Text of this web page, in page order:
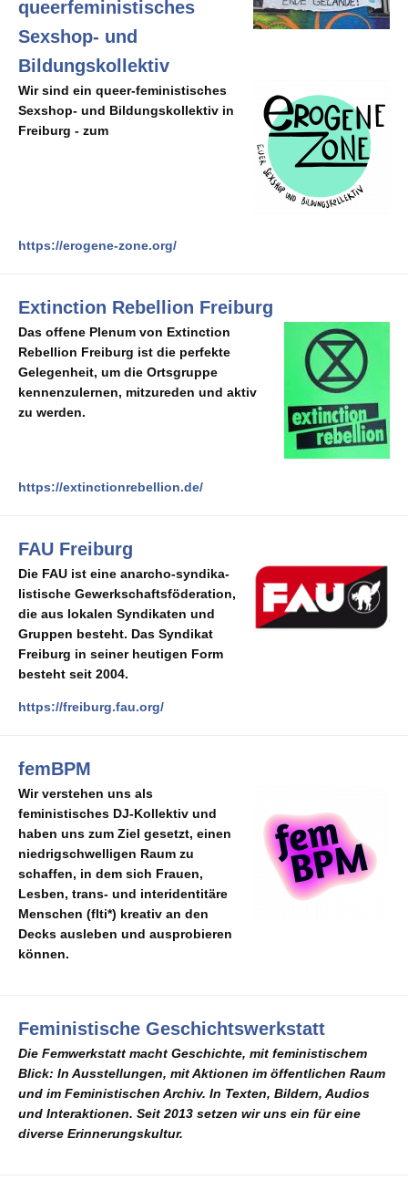
queerfeministisches
Sexshop- und
Bildungskollektiv
Wir sind ein queer-feministisches
Sexshop- und Bildungskollektiv in
Freiburg - zum
https://erogene-zone.org/
Extinction Rebellion Freiburg
Das offene Plenum von Extinction
Rebellion Freiburg ist die perfekte
Gelegenheit, um die Ortsgruppe
kennenzulernen, mitzureden und aktiv
zu werden.
https://extinctionrebellion.de/
FAU Freiburg
Die FAU ist eine an­ar­cho-​syn­di­ka­
lis­ti­sche Ge­werk­schafts­fö­dera­ti­on,
die aus lo­ka­len Syn­di­ka­ten und
Grup­pen be­steht. Das Syn­di­kat
Freiburg in sei­ner heu­ti­gen Form
be­steht seit 2004.
https://freiburg.fau.org/
femBPM
Wir verstehen uns als
feministisches DJ-Kollektiv und
haben uns zum Ziel gesetzt, einen
niedrigschwelligen Raum zu
schaffen, in dem sich Frauen,
Lesben, trans- und interidentitäre
Menschen (flti*) kreativ an den
Decks ausleben und ausprobieren
können.
Feministische Geschichtswerkstatt
Die Femwerkstatt macht Geschichte, mit feministischem
Blick: In Ausstellungen, mit Aktionen im öffentlichen Raum
und im Feministischen Archiv. In Texten, Bildern, Audios
und Interaktionen. Seit 2013 setzen wir uns ein für eine
diverse Erinnerungskultur.